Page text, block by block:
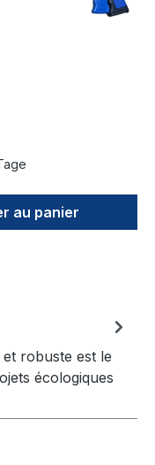
au panier
robuste est le
écologiques